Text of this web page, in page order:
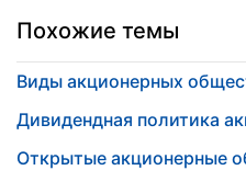
Похожие темы
Виды акционерных
Дивидендная политика
Открытые акционерные